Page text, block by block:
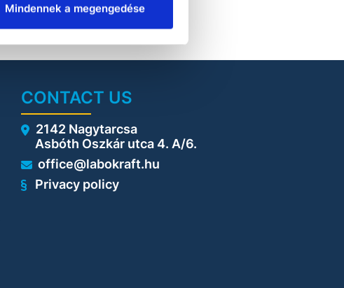
Mindennek a megengedése
CONTACT US
2142 Nagytarcsa
Asbóth Oszkár utca 4. A/6.
office@labokraft.hu
Privacy policy